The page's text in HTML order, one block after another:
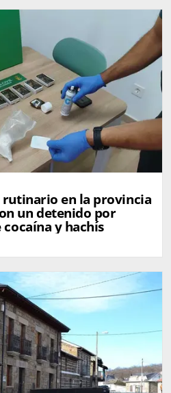
rutinario en la provincia
un detenido por
y hachís